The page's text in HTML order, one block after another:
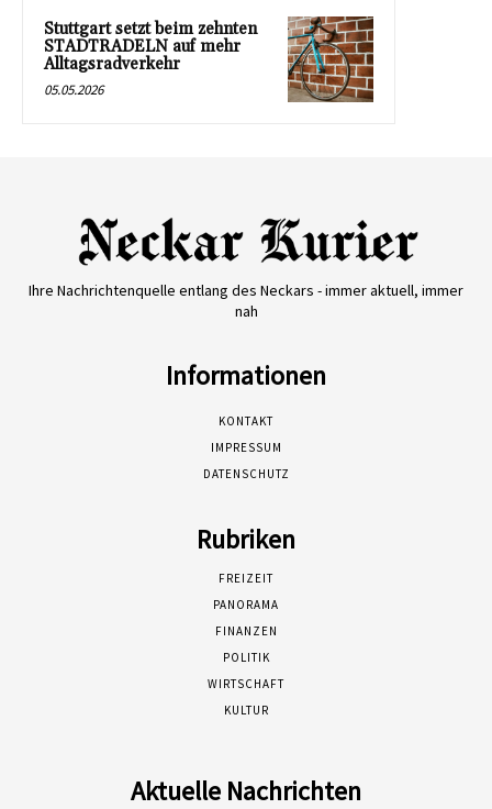
Stuttgart setzt beim zehnten
STADTRADELN auf mehr
Alltagsradverkehr
05.05.2026
Ihre Nachrichtenquelle entlang des Neckars - immer aktuell, immer
nah
Informationen
KONTAKT
IMPRESSUM
DATENSCHUTZ
Rubriken
FREIZEIT
PANORAMA
FINANZEN
POLITIK
WIRTSCHAFT
KULTUR
Aktuelle Nachrichten